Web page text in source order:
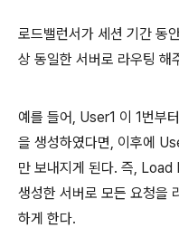
로드밸런서가 세션 기간 동
상 동일한 서버로 라우팅 해
예를 들어, User1 이 1번부
을 생성하였다면, 이후에
만 보내지게 된다. 즉,
생성한 서버로 모든 요청을
하게 한다.